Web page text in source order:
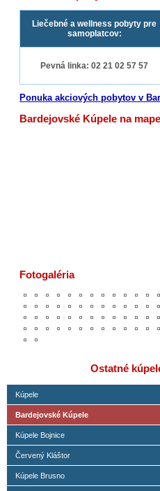
Liečebné a wellness pobyty pre
samoplatcov:
Pevná linka: 02 21 02 57 57
Ponuka akciových pobytov v
Bardejovské Kúpele na mape
Fotogaléria
Ostatné
Kúpele
Bardejovské Kúpele
Kúpele Bojnice
Červený Kláštor
Kúpele Brusno